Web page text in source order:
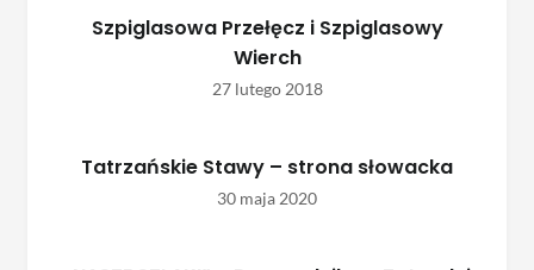
Szpiglasowa Przełęcz i Szpiglasowy
Wierch
27 lutego 2018
Tatrzańskie Stawy – strona słowacka
30 maja 2020